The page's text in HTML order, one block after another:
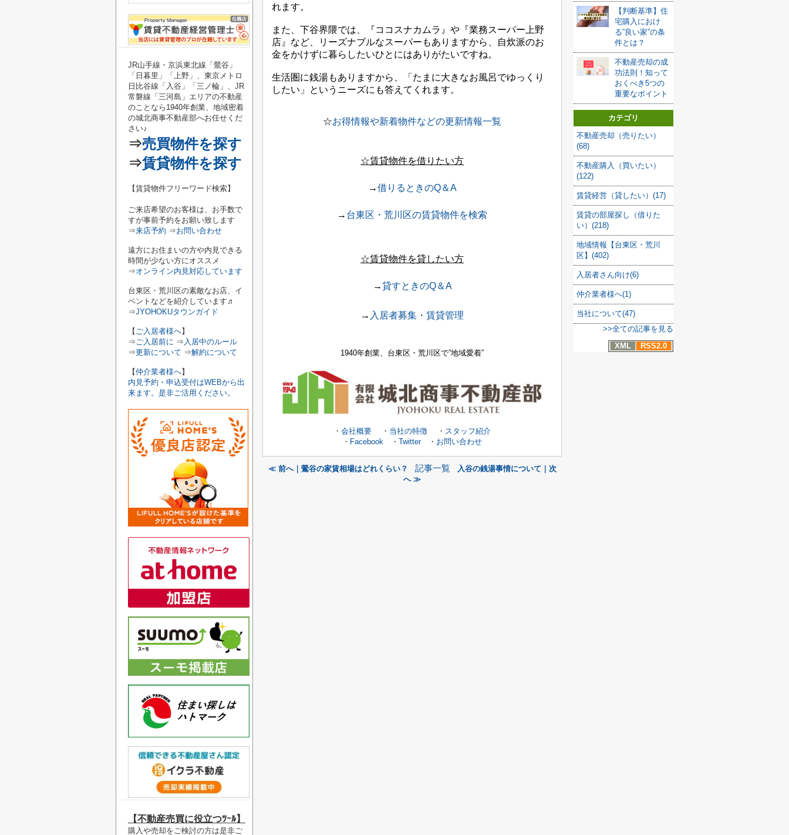
れます。
また、下谷界隈では、『ココスナカムラ』や『業務スーパー上野
店』など、リーズナブルなスーパーもありますから、自炊派のお
金をかけずに暮らしたいひとにはありがたいですね。
生活圏に銭湯もありますから、「たまに大きなお風呂でゆっくり
したい」というニーズにも答えてくれます。
☆お得情報や新着物件などの更新情報一覧
☆賃貸物件を借りたい方
→借りるときのQ＆A
→ 台東区・荒川区の賃貸物件を検索
☆賃貸物件を貸したい方
→貸すときのQ＆A
→ 入居者募集・賃貸管理
1940年創業、台東区・荒川区で”地域愛着”
・ 会社概要 ・ 当社の特徴 ・ スタッフ紹介
・ Facebook ・ Twitter・ お問い合わせ
≪ 前へ｜鶯谷の家賃相場はどれくらい？ 記事一覧
入谷の銭湯事情について｜次
へ ≫
【判断基準】住
宅購入におけ
る”良い家”の条
件とは？
不動産売却の成
功法則！知って
おくべき5つの
重要なポイント
カテゴリ
不動産売却（売りたい）
(68)
不動産購入（買いたい）
(122)
賃貸経営（貸したい）(17)
賃貸の部屋探し（借りた
い）(218)
地域情報【台東区・荒川
区】(402)
入居者さん向け(6)
仲介業者様へ(1)
当社について(47)
>>全ての記事を見る
XML
RSS2.0
JR山手線・京浜東北線「鶯谷 」
「 日暮里 」「 上野 」、東京メトロ
日比谷線「 入谷 」「 三ノ輪 」、JR
常磐線「 三河島 」エリアの不動産
のことなら1940年創業、地域密着
の城北商事不動産部へお任せくだ
さい♪
⇒売買物件を探す
⇒賃貸物件を探す
【賃貸物件フリーワード検索】
ご来店希望のお客様は、お手数で
すが事前予約をお願い致します
⇒来店予約 ⇒お問い合わせ
遠方にお住まいの方や内見できる
時間が少ない方にオススメ
⇒オンライン内見対応しています
台東区・荒川区の素敵なお店、イ
ベントなどを紹介しています♬
⇒JYOHOKUタウンガイド
【 ご入居者様へ】
⇒ご入居前に ⇒ 入居中のルール
⇒更新について ⇒解約について
【仲介業者様へ】
内見予約・申込受付はWEBから出
来ます。是非ご活用ください。
【不動産売買に役立つﾂｰﾙ】
購入や売却をご検討の方は是非ご